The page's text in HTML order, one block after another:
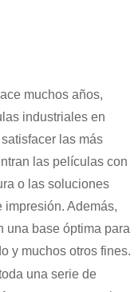
muchos años,
industriales en
las más
las películas con
o las soluciones
Además,
una base óptima para
y muchos otros fines.
una serie de